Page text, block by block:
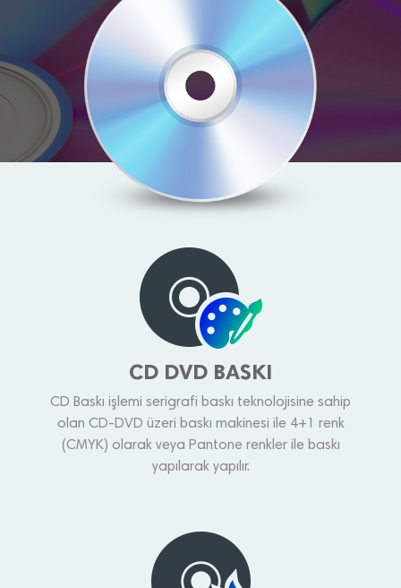
CD DVD BASKI
CD Baskı işlemi serigrafi baskı teknolojisine sahip
olan CD-DVD üzeri baskı makinesi ile 4+1 renk
(CMYK) olarak veya Pantone renkler ile baskı
yapılarak yapılır.